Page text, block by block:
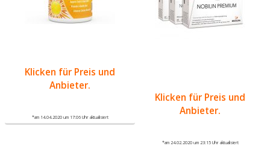
Klicken für Preis und
Anbieter.
*am 14.04.2020 um 17:06 Uhr aktualisiert
Klicken für Preis und
Anbieter.
*am 24.02.2020 um 23:15 Uhr aktualisiert